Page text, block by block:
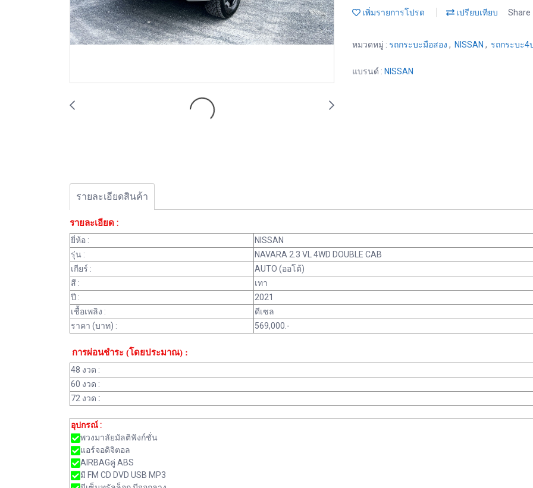
เพิ่มรายการโปรด เปรียบเทียบ Share
หมวดหมู่ : รถกระบะมือสอง , NISSAN , รถกระบะ4
แบรนด์ : NISSAN
รายละเอียดสินค้า
รายละเอียด :
ยี่ห้อ :
NISSAN
รุ่น :
NAVARA 2.3 VL 4WD DOUBLE CAB
เกียร์ :
AUTO (ออโต้)
สี :
เทา
ปี :
2021
เชื้อเพลิง :
ดีเซล
ราคา (บาท) :
569,000.-
การผ่อนชำระ (โดยประมาณ) :
48 งวด :
60 งวด :
72 งวด :
อุปกรณ์ :
พวงมาลัยมัลติฟังก์ชั่น
แอร์จอดิจิตอล
AIRBAGคู่ ABS
มี FM CD DVD USB MP3